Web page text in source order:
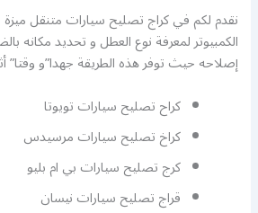
نقدم لكم في كراج تصليح سيارات متنقل
الكمبيوتر لمعرفة نوع العطل و تحديد مكانه
إصلاحه حيث توفر هذه الطريقة جهدا”و وقتا”
كراح تصليح سيارات تويوتا
كراخ تصليح سيارات مرسيدس
كرج تصليح سيارات بي ام بليو
قراج تصليح سيارات نيسان